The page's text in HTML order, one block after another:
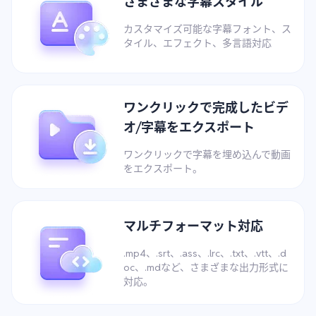
カスタマイズ可能な字幕フォント、ス
タイル、エフェクト、多言語対応
ワンクリックで完成したビデ
オ/字幕をエクスポート
ワンクリックで字幕を埋め込んで動画
をエクスポート。
マルチフォーマット対応
.mp4、.srt、.ass、.lrc、.txt、.vtt、.d
oc、.mdなど、さまざまな出力形式に
対応。